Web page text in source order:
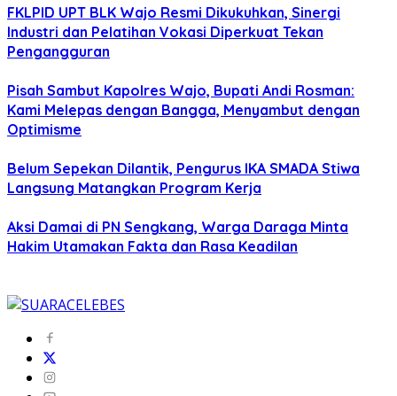
FKLPID UPT BLK Wajo Resmi Dikukuhkan, Sinergi
Industri dan Pelatihan Vokasi Diperkuat Tekan
Pengangguran
Pisah Sambut Kapolres Wajo, Bupati Andi Rosman:
Kami Melepas dengan Bangga, Menyambut dengan
Optimisme
Belum Sepekan Dilantik, Pengurus IKA SMADA Stiwa
Langsung Matangkan Program Kerja
Aksi Damai di PN Sengkang, Warga Daraga Minta
Hakim Utamakan Fakta dan Rasa Keadilan